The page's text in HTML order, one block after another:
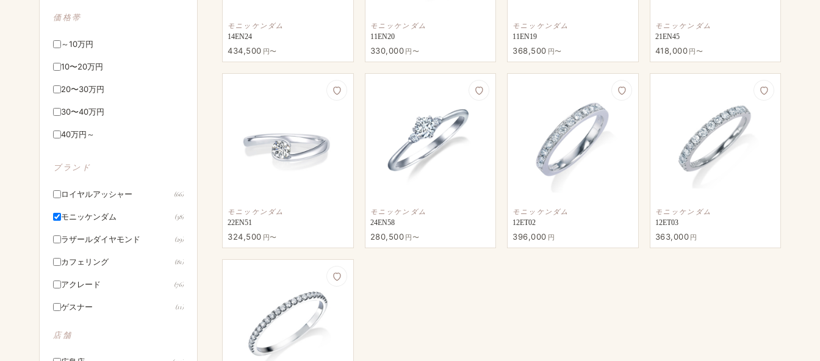
ハワイアン
価格帯
～10万円
10〜20万円
20〜30万円
30〜40万円
40万円～
ブランド
ロイヤルアッシャー (66)
モニッケンダム (38)
ラザールダイヤモンド (29)
カフェリング (81)
アクレード (76)
ゲスナー (11)
マイスター
店舗
モニッケンダム
14EN24
434,500 円〜
モニッケンダム
11EN20
330,000 円〜
モニッケンダム
11EN19
368,500 円〜
モニッケンダム
21EN45
418,000 円〜
モニッケンダム
22EN51
324,500 円〜
モニッケンダム
24EN58
280,500 円〜
モニッケンダム
12ET02
396,000 円
モニッケンダム
12ET03
363,000 円